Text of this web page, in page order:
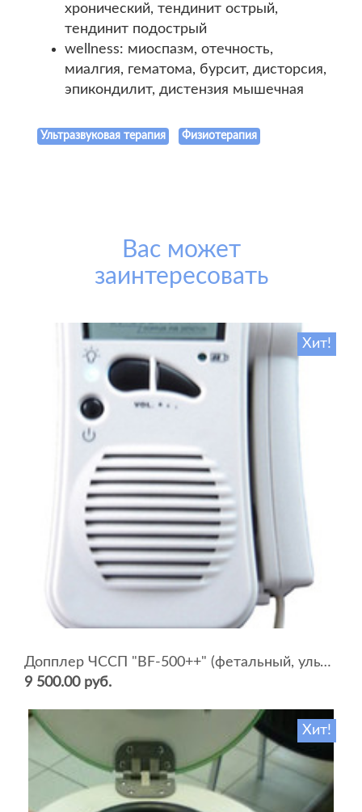
хронический, тендинит острый,
тендинит подострый
wellness: миоспазм, отечность,
миалгия, гематома, бурсит, дисторсия,
эпикондилит, дистензия мышечная
Ультразвуковая терапия Физиотерапия
Вас может
заинтересовать
Хит!
Допплер ЧССП "BF-500++" (фетальный, ультразвуковой)
9 500.00 руб.
Хит!